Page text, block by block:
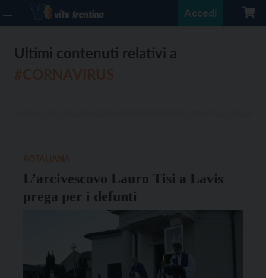
Accedi
Ultimi contenuti relativi a
L’arcivescovo Lauro Tisi a Lavis
prega per i defunti